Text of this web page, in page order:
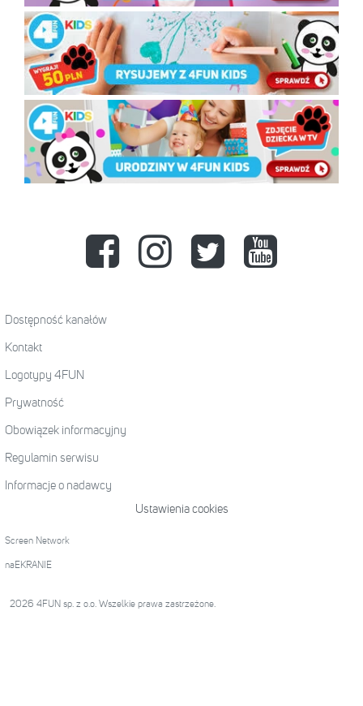
Dostępność kanałów
Kontakt
Logotypy 4FUN
Prywatność
Obowiązek informacyjny
Regulamin serwisu
Informacje o nadawcy
Ustawienia cookies
Screen Network
naEKRANIE
2026 4FUN sp. z o.o. Wszelkie prawa zastrzeżone.